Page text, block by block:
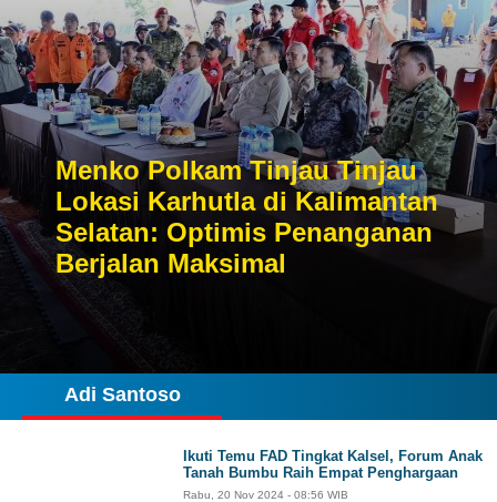
Menko Polkam Tinjau Tinjau
Lokasi Karhutla di Kalimantan
Selatan: Optimis Penanganan
Berjalan Maksimal
Adi Santoso
Ikuti Temu FAD Tingkat Kalsel, Forum Anak
Tanah Bumbu Raih Empat Penghargaan
Rabu, 20 Nov 2024 - 08:56 WIB